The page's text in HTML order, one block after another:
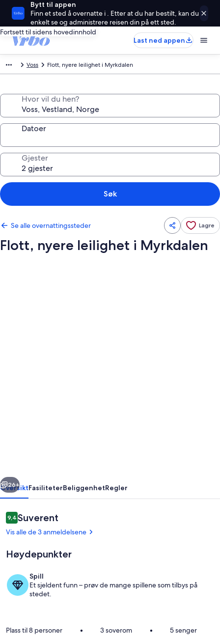
Bytt til appen
Finn et sted å overnatte i . Etter at du har bestilt, kan du
enkelt se og administrere reisen din på ett sted.
Fortsett til sidens hovedinnhold
Last ned appen
Voss Flott, nyere leilighet i Myrkdalen
Hvor vil du hen?
Datoer
Gjester
Søk
Se alle overnattingssteder Lagre
Flott, nyere leilighet i Myrkdalen
Neste
26+
OversiktFasiliteterBeliggenhetRegler
Anmeldelser
9,49,4 av 10 –
Suverent
Vis alle de 3 anmeldelsene
Høydepunkter
Spill
Et sjeldent funn – prøv de mange spillene som tilbys på
stedet.
Plass til 8 personer • 3 soverom • 5 senger